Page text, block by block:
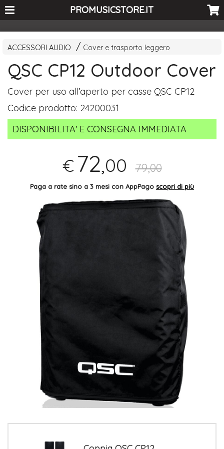
<-- Curio's GSC -->PROMUSICSTORE.IT
ACCESSORI AUDIO Cover e trasporto leggero
QSC CP12 Outdoor Cover
Cover per uso all’aperto per casseQSC CP12
Codice prodotto: 24200031
DISPONIBILITA' E CONSEGNA IMMEDIATA
€ 72,00 79,00
Paga a rate sino a 3 mesi con AppPago scopri di più